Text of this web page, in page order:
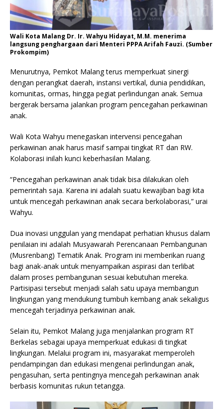
Wali Kota Malang Dr. Ir. Wahyu Hidayat, M.M. menerima
langsung penghargaan dari Menteri PPPA Arifah Fauzi. (Sumber
Prokompim)
Menurutnya, Pemkot Malang terus memperkuat sinergi
dengan perangkat daerah, instansi vertikal, dunia pendidikan,
komunitas, ormas, hingga pegiat perlindungan anak. Semua
bergerak bersama jalankan program pencegahan perkawinan
anak.
Wali Kota Wahyu menegaskan intervensi pencegahan
perkawinan anak harus masif sampai tingkat RT dan RW.
Kolaborasi inilah kunci keberhasilan Malang.
“Pencegahan perkawinan anak tidak bisa dilakukan oleh
pemerintah saja. Karena ini adalah suatu kewajiban bagi kita
untuk mencegah perkawinan anak secara berkolaborasi,” urai
Wahyu.
Dua inovasi unggulan yang mendapat perhatian khusus dalam
penilaian ini adalah Musyawarah Perencanaan Pembangunan
(Musrenbang) Tematik Anak. Program ini memberikan ruang
bagi anak-anak untuk menyampaikan aspirasi dan terlibat
dalam proses pembangunan sesuai kebutuhan mereka.
Partisipasi tersebut menjadi salah satu upaya membangun
lingkungan yang mendukung tumbuh kembang anak sekaligus
mencegah terjadinya perkawinan anak.
Selain itu, Pemkot Malang juga menjalankan program RT
Berkelas sebagai upaya memperkuat edukasi di tingkat
lingkungan. Melalui program ini, masyarakat memperoleh
pendampingan dan edukasi mengenai perlindungan anak,
pengasuhan, serta pentingnya mencegah perkawinan anak
berbasis komunitas rukun tetangga.